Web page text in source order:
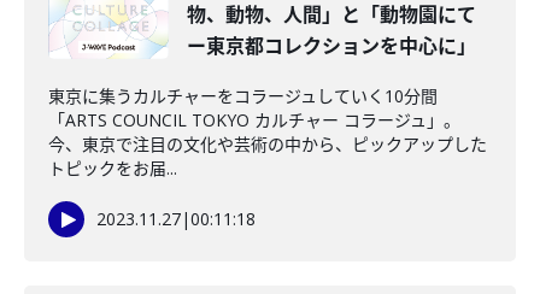
物、動物、人間」と「動物園にて
ー東京都コレクションを中心に」
東京に集うカルチャーをコラージュしていく10分間
「ARTS COUNCIL TOKYO カルチャー コラージュ」。
今、東京で注目の文化や芸術の中から、ピックアップした
トピックをお届...
2023.11.27|00:11:18